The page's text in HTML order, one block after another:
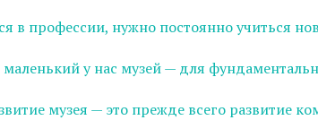
в профессии, нужно постоянно учиться
у нас музей — для
музея — это прежде всего развитие